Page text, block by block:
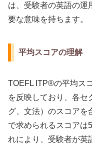
は、受験者の英語の運
要な意味を持ちます。
平均スコアの理解
TOEFL ITP®の平均ス
を反映しており、各セ
グ、文法）のスコアを
で求められるスコアは
れにより、受験者が英